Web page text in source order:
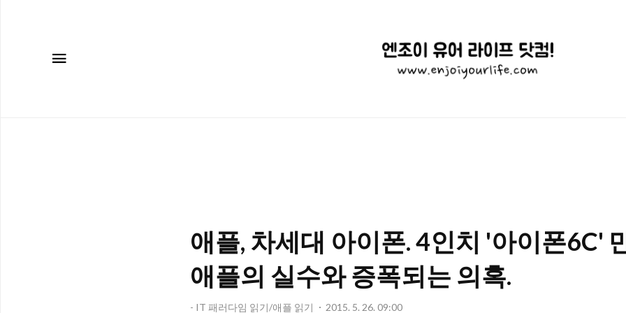
엔
조
프
닷
애플, 차세대 아이폰. 4인치 '아이폰6C'
애플의 실수와 증폭되는 의혹.
- IT 패러다임 읽기/애플 읽기 2015. 5. 26. 09:00